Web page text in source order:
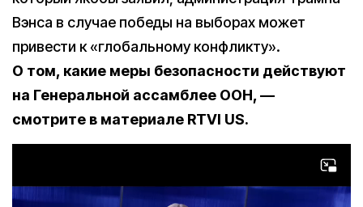
Вэнса в случае победы на выборах может
привести к «глобальному конфликту».
О том, какие меры безопасности действуют
на Генеральной ассамблее ООН, —
смотрите в материале RTVI US.